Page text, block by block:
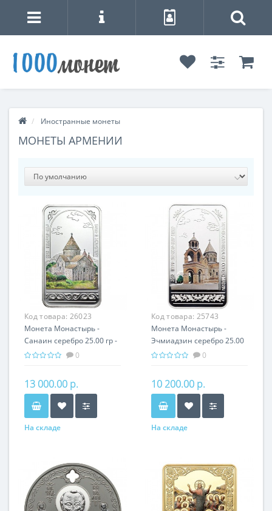
Иностранные монеты
МОНЕТЫ АРМЕНИИ
Код товара: 26023
Монета Монастырь -
Санаин серебро 25.00 гр -
православный подарок
0
13 000.00 р.
На складе
Код товара: 25743
Монета Монастырь -
Эчмиадзин серебро 25.00
гр - православный
0
10 200.00 р.
На складе